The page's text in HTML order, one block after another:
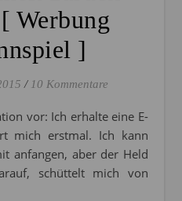
Werbung
]
/ 10 Kommentare
mich erstmal. Ich kann
anfangen, aber der Held
schüttelt mich von